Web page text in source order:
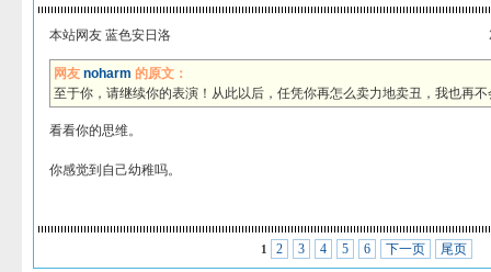
本站网友 蓝色安日洛
网友 noharm 的原文：
至于你，请继续你的表演！从此以后，任凭你再怎么卖力地卖丑，我也再
看看你的思维。
你感觉到自己幼稚吗。
1 2 3 4 5 6 下一页 尾页